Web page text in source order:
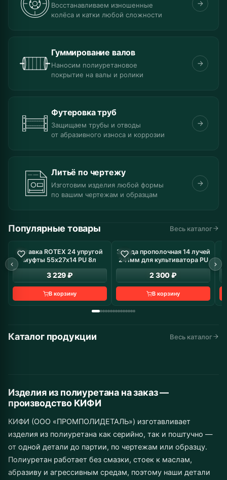
Восстанавливаем изношенные
колёса и катки любой сложности
Гуммирование валов
Наносим полиуретановое
покрытие на валы и ролики
Футеровка труб
Защищаем трубы и отводы
от абразивного износа и коррозии
Литьё по чертежу
Изготовим изделия любой формы
по вашим чертежам и образцам
Популярные товары Весь каталог
В наличие: 8 шт
Вставка ROTEX 24 упругой
муфты 55х27х14 PU 8л
3 229 ₽
В корзину
В наличие: 10 шт
Звезда прополочная 14 лучей
241мм для культиватора PU
2 300 ₽
В корзину
Каталог продукции Весь каталог
Автомобильные
запчасти
Дорожная
техника
Горнодобывающая
Конвейеры и
Промышленное
Изделия из полиуретана на заказ —
производство КИФИ
КИФИ (ООО «ПРОМПОЛИДЕТАЛЬ») изготавливает
изделия из полиуретана как серийно, так и поштучно —
от одной детали до партии, по чертежам или образцу.
Полиуретан работает без смазки, стоек к маслам,
абразиву и агрессивным средам, поэтому наши детали